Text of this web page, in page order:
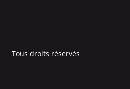
Tous droits réservés